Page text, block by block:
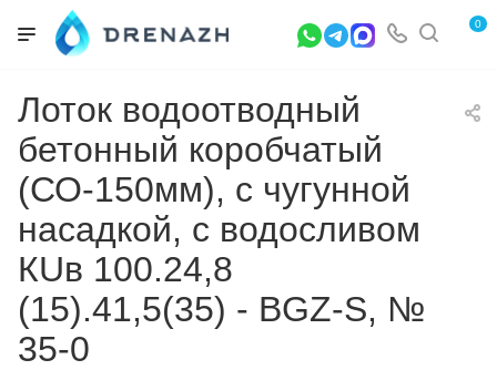
0
Лоток водоотводный
бетонный коробчатый
(СО-150мм), с чугунной
насадкой, с водосливом
КUв 100.24,8
(15).41,5(35) - BGZ-S, №
35-0